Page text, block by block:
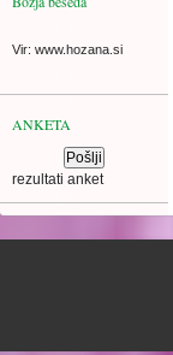
Vir: www.hozana.si
ANKETA
rezultati anket